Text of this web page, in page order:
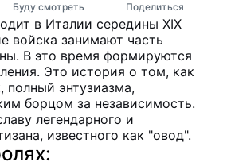
Буду смотреть Поделиться
в Италии середины XIX
войска занимают часть
В это время формируются
Это история о том, как
полный энтузиазма,
борцом за независимость.
легендарного и
известного как "овод".